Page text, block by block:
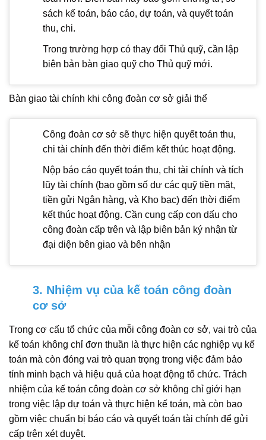
sách kế toán, báo cáo, dự toán, và quyết toán
thu, chi.
Trong trường hợp có thay đổi Thủ quỹ, cần lập
biên bản bàn giao quỹ cho Thủ quỹ mới.
Bàn giao tài chính khi công đoàn cơ sở giải thể
Công đoàn cơ sở sẽ thực hiện quyết toán thu,
chi tài chính đến thời điểm kết thúc hoạt động.
Nộp báo cáo quyết toán thu, chi tài chính và tích
lũy tài chính (bao gồm số dư các quỹ tiền mặt,
tiền gửi Ngân hàng, và Kho bạc) đến thời điểm
kết thúc hoạt động. Cần cung cấp con dấu cho
công đoàn cấp trên và lập biên bản ký nhận từ
đại diện bên giao và bên nhận
3. Nhiệm vụ của kế toán công đoàn
cơ sở
Trong cơ cấu tổ chức của mỗi công đoàn cơ sở, vai trò của
kế toán không chỉ đơn thuần là thực hiện các nghiệp vụ kế
toán mà còn đóng vai trò quan trọng trong việc đảm bảo
tính minh bạch và hiệu quả của hoạt động tổ chức. Trách
nhiệm của kế toán công đoàn cơ sở không chỉ giới hạn
trong việc lập dự toán và thực hiện kế toán, mà còn bao
gồm việc chuẩn bị báo cáo và quyết toán tài chính để gửi
cấp trên xét duyệt.